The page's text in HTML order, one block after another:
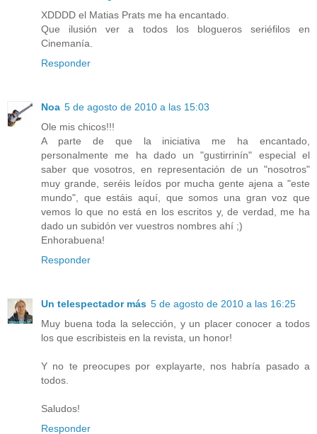
XDDDD el Matias Prats me ha encantado.
Que ilusión ver a todos los blogueros seriéfilos en
Cinemanía.
Responder
Noa 5 de agosto de 2010 a las 15:03
Ole mis chicos!!!
A parte de que la iniciativa me ha encantado,
personalmente me ha dado un "gustirrinín" especial el
saber que vosotros, en representación de un "nosotros"
muy grande, seréis leídos por mucha gente ajena a "este
mundo", que estáis aquí, que somos una gran voz que
vemos lo que no está en los escritos y, de verdad, me ha
dado un subidón ver vuestros nombres ahí ;)
Enhorabuena!
Responder
Un telespectador más 5 de agosto de 2010 a las 16:25
Muy buena toda la selección, y un placer conocer a todos
los que escribisteis en la revista, un honor!
Y no te preocupes por explayarte, nos habría pasado a
todos.
Saludos!
Responder